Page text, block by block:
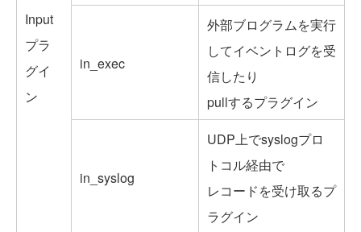
Input
プラ
グイ
ン
in_exec
外部ブログラムを実行
してイベントログを受
信したり
pullするプラグイン
in_syslog
UDP上でsyslogプロ
トコル経由で
レコードを受け取るプ
ラグイン